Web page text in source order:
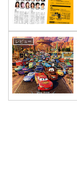
レビュー